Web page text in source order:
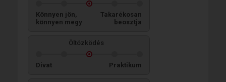
Könnyen jön,
könnyen megy
Takarékosan
beosztja
Öltözködés
Divat Praktikum